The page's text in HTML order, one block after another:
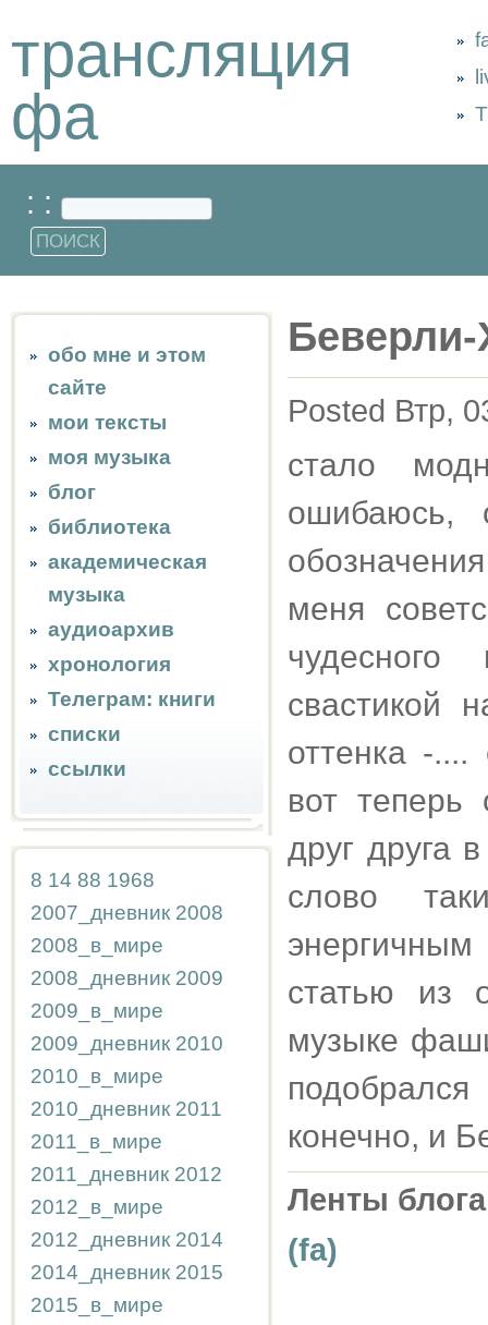
трансляция
фа
: :
обо мне и этом
сайте
мои тексты
моя музыка
блог
библиотека
академическая
музыка
аудиоархив
хронология
Телеграм: книги
списки
ссылки
8 14 88 1968
2007_дневник 2008
2008_в_мире
2008_дневник 2009
2009_в_мире
2009_дневник 2010
2010_в_мире
2010_дневник 2011
2011_в_мире
2011_дневник 2012
2012_в_мире
2012_дневник 2014
2014_дневник 2015
2015_в_мире
Posted Втр,
стало
ошибаюсь,
меня
свастикой
оттенка -
вот теперь
друг друга
слово
статью из
музыке
конечно, и
Ленты
(fa)